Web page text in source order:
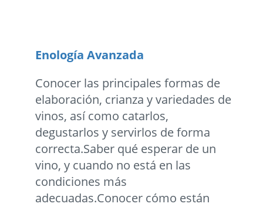
Enología Avanzada
Conocer las principales formas de
elaboración, crianza y variedades de
vinos, así como catarlos,
degustarlos y servirlos de forma
correcta.Saber qué esperar de un
vino, y cuando no está en las
condiciones más
adecuadas.Conocer cómo están